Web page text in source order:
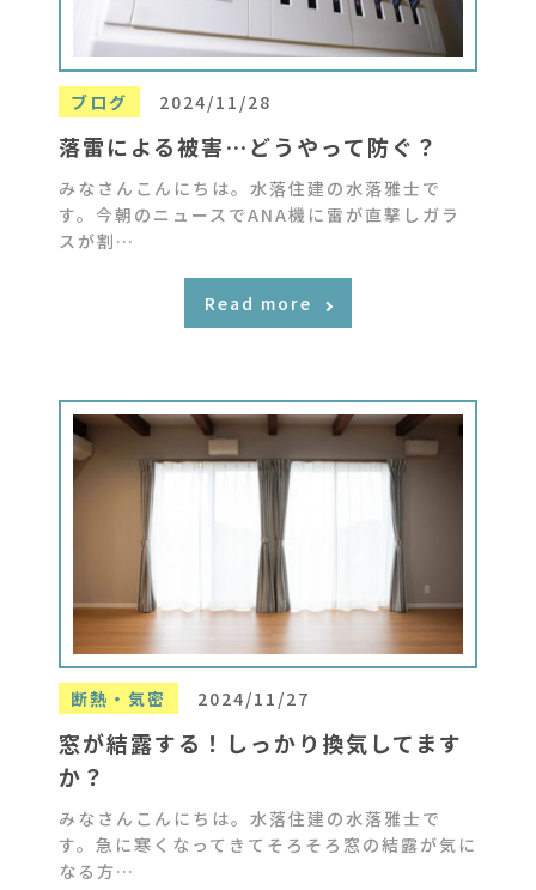
ブログ 2024/11/28
落雷による被害…どうやって防ぐ？
みなさんこんにちは。水落住建の水落雅士で
す。今朝のニュースでANA機に雷が直撃しガラ
スが割…
Read more
断熱・気密 2024/11/27
窓が結露する！しっかり換気してます
か？
みなさんこんにちは。水落住建の水落雅士で
す。急に寒くなってきてそろそろ窓の結露が気に
なる方…